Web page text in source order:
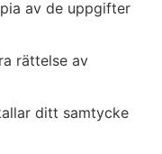
av de uppgifter
rättelse av
ditt samtycke